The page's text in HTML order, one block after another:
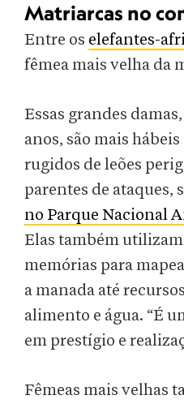
Matriarcas no
Entre os elefantes-
fêmea mais velha da
Essas grandes
anos, são mais
rugidos de leões
parentes de ataques,
no Parque Nacional
Elas também utilizam
memórias para
a manada até
alimento e água. “É
em prestígio e
Fêmeas mais velhas